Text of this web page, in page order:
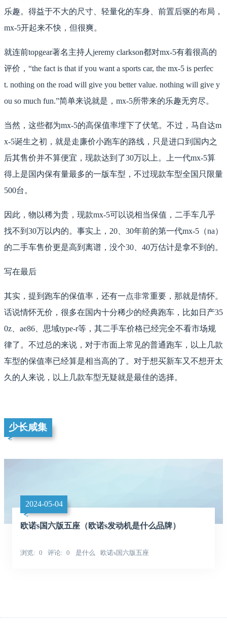
乐趣。得益于不大的尺寸、轻量化的车身、前置后驱的布局，
mx-5开起来不快，但很爽。
就连前topgear著名主持人jeremy clarkson都对mx-5有着很高的
评价，“the fact is that if you want a sports car, the mx-5 is perfec
t. nothing on the road will give you better value. nothing will give y
ou so much fun.”简单来说就是，mx-5所带来的乐趣无穷尽。
当然，这些都为mx-5的高保值率埋下了伏笔。不过，马自达m
x-5诞生之初，就是走廉价小跑车的路线，只是进口到国内之
后其售价并不算便宜，现款达到了30万以上。上一代mx-5算
得上是国内保有量最多的一版车型，不过现款车型全国只限量
500台。
因此，物以稀为贵，现款mx-5可以说相当保值，二手车几乎
找不到30万以内的。事实上，20、30年前的第一代mx-5（na）
的二手车售价更是高到离谱，没个30、40万估计是拿不到的。
写在最后
其实，提到跑车的保值率，还有一点非常重要，那就是情怀。
话说情怀无价，很多在国内十分稀少的经典跑车，比如日产35
0z、ae86、思域type-r等，其二手车价格已经完全不看市场规
律了。不过总的来说，对于市面上常见的普通跑车，以上几款
车型的保值率已经算是相当高的了。对于想买新车又不想开太
久的人来说，以上几款车型无疑就是最佳的选择。
少长咸集
2024-05-04
欧诺s国六版五座（欧诺s发动机是什么品牌）
浏览 0 评论 0 是什么 欧诺s国六版五座